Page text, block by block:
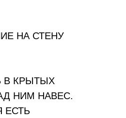
НА СТЕНУ
В КРЫТЫХ
НИМ НАВЕС.
ЕСТЬ